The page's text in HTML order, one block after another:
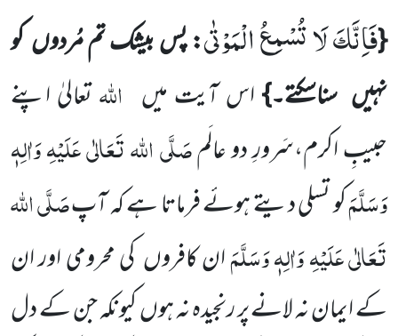
{فَاِنَّكَ لَا تُسْمِعُ الْمَوْتٰى: پس بیشک تم مُردوں کو
نہیں سناسکتے۔}اس آیت میں اللہتعالیٰ اپنے
حبیبِ اکرم،سَرورِ دو عالَمصَلَّی اللہ تَعَالٰی عَلَیْہِ وَاٰلِہٖ
وَسَلَّمَکو تسلی دیتے ہوئے فرماتا ہے کہ آپصَلَّی اللہ
تَعَالٰی عَلَیْہِ وَاٰلِہٖ وَسَلَّمَان کافروں کی محرومی اور ان
کے ایمان نہ لانے پر رنجیدہ نہ ہوں کیونکہ جن کے دل